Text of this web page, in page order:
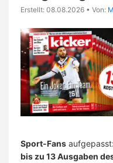
Erstellt: 08.08.2026 • Von:
Sport-Fans
bis zu 13 Ausgaben